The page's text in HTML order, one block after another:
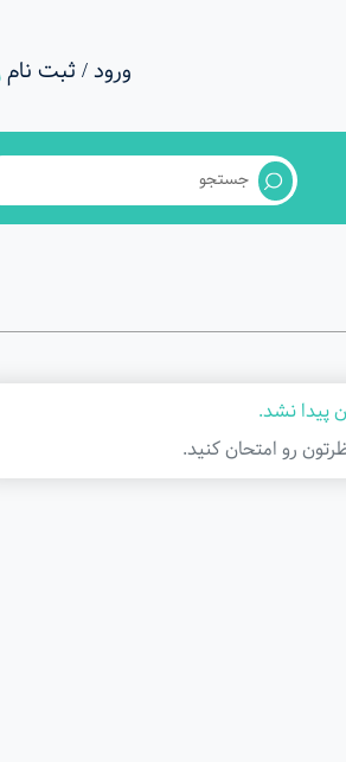
ورود / ثبت نام
پیدا نشد.
رو امتحان کنید.